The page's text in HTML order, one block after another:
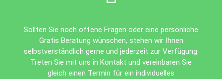
Sollten Sie noch offene Fragen oder eine persönliche
Gratis Beratung wünschen, stehen wir Ihnen
selbstverständlich gerne und jederzeit zur Verfügung.
Treten Sie mit uns in Kontakt und vereinbaren Sie
gleich einen Termin für ein individuelles